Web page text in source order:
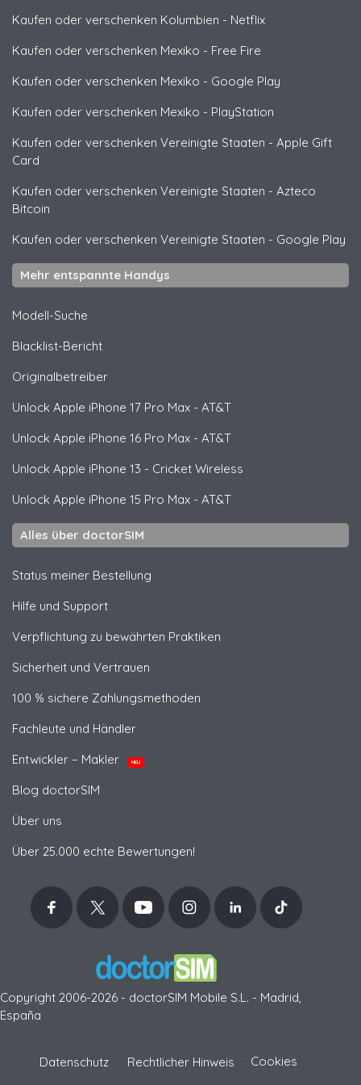
Kaufen oder verschenken Kolumbien - Netflix
Kaufen oder verschenken Mexiko - Free Fire
Kaufen oder verschenken Mexiko - Google Play
Kaufen oder verschenken Mexiko - PlayStation
Kaufen oder verschenken Vereinigte Staaten - Apple Gift
Card
Kaufen oder verschenken Vereinigte Staaten - Azteco
Bitcoin
Kaufen oder verschenken Vereinigte Staaten - Google Play
Mehr entspannte Handys
Modell-Suche
Blacklist-Bericht
Originalbetreiber
Unlock Apple iPhone 17 Pro Max - AT&T
Unlock Apple iPhone 16 Pro Max - AT&T
Unlock Apple iPhone 13 - Cricket Wireless
Unlock Apple iPhone 15 Pro Max - AT&T
Alles über doctorSIM
Status meiner Bestellung
Hilfe und Support
Verpflichtung zu bewährten Praktiken
Sicherheit und Vertrauen
100 % sichere Zahlungsmethoden
Fachleute und Händler
Entwickler – Makler
NEU
Blog doctorSIM
Über uns
Über 25.000 echte Bewertungen!
Copyright 2006-2026 - doctorSIM Mobile S.L. - Madrid,
España
Datenschutz Rechtlicher Hinweis Cookies